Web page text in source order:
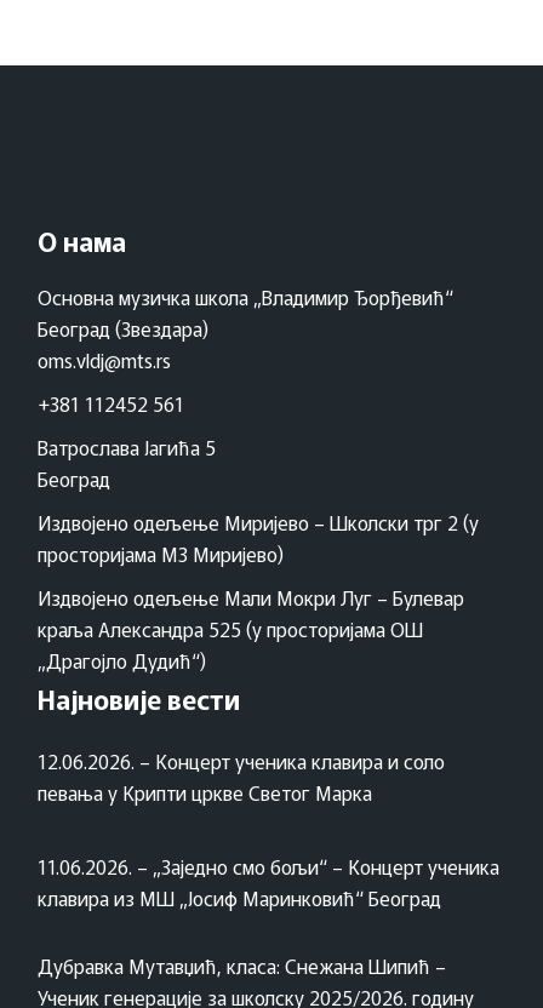
О нама
Основна музичка школа „Владимир Ђорђевић“
Београд (Звездара)
oms.vldj@mts.rs
+381 112452 561
Ватрослава Јагића 5
Београд
Издвојено одељење Миријево – Школски трг 2 (у
просторијама МЗ Миријево)
Издвојено одељење Мали Мокри Луг – Булевар
краља Александра 525 (у просторијама ОШ
„Драгојло Дудић“)
Најновије вести
12.06.2026. – Концерт ученика клавира и соло
певања у Крипти цркве Светог Марка
11.06.2026. – „Заједно смо бољи“ – Концерт ученика
клавира из МШ „Јосиф Маринковић“ Београд
Дубравка Мутавџић, класа: Снежана Шипић –
Ученик генерације за школску 2025/2026. годину